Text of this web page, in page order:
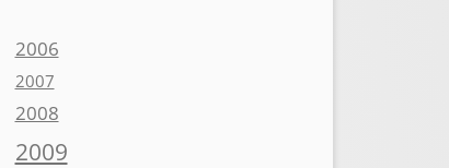
2006
2007
2008
2009